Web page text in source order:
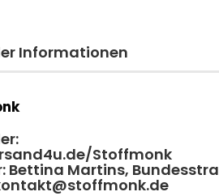
Informationen
Stoffmonk
Bettina Martins,